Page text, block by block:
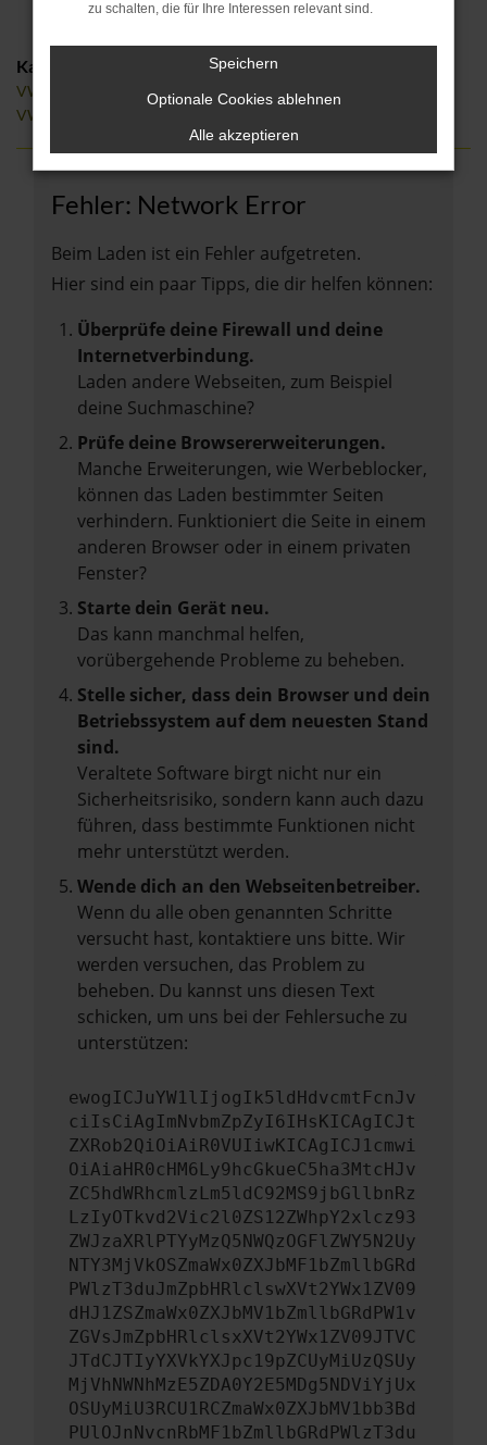
Kategorie
VW Golf Gebrauchtwagen Nürnberg
VW Golf Jahreswagen Nürnberg
Fehler: Network Error
Beim Laden ist ein Fehler aufgetreten.
Hier sind ein paar Tipps, die dir helfen können:
Überprüfe deine Firewall und deine
Internetverbindung.
Laden andere Webseiten, zum Beispiel
deine Suchmaschine?
Prüfe deine Browsererweiterungen.
Manche Erweiterungen, wie Werbeblocker,
können das Laden bestimmter Seiten
verhindern. Funktioniert die Seite in einem
anderen Browser oder in einem privaten
Fenster?
Starte dein Gerät neu.
Das kann manchmal helfen,
vorübergehende Probleme zu beheben.
Stelle sicher, dass dein Browser und dein
Betriebssystem auf dem neuesten Stand
sind.
Veraltete Software birgt nicht nur ein
Sicherheitsrisiko, sondern kann auch dazu
führen, dass bestimmte Funktionen nicht
mehr unterstützt werden.
Wende dich an den Webseitenbetreiber.
Wenn du alle oben genannten Schritte
versucht hast, kontaktiere uns bitte. Wir
werden versuchen, das Problem zu
beheben. Du kannst uns diesen Text
schicken, um uns bei der Fehlersuche zu
unterstützen:
ewogICJuYW1lIjogIk5ldHdvcmtFcnJv
ciIsCiAgImNvbmZpZyI6IHsKICAgICJt
ZXRob2QiOiAiR0VUIiwKICAgICJ1cmwi
OiAiaHR0cHM6Ly9hcGkueC5ha3MtcHJv
ZC5hdWRhcmlzLm5ldC92MS9jbGllbnRz
LzIyOTkvd2Vic2l0ZS12ZWhpY2xlcz93
ZWJzaXRlPTYyMzQ5NWQzOGFlZWY5N2Uy
NTY3MjVkOSZmaWx0ZXJbMF1bZmllbGRd
PWlzT3duJmZpbHRlclswXVt2YWx1ZV09
dHJ1ZSZmaWx0ZXJbMV1bZmllbGRdPW1v
ZGVsJmZpbHRlclsxXVt2YWx1ZV09JTVC
JTdCJTIyYXVkYXJpc19pZCUyMiUzQSUy
MjVhNWNhMzE5ZDA0Y2E5MDg5NDViYjUx
OSUyMiU3RCU1RCZmaWx0ZXJbMV1bb3Bd
PUlOJnNvcnRbMF1bZmllbGRdPWlzT3du
zu schalten, die für Ihre Interessen relevant sind.
Speichern
Optionale Cookies ablehnen
Alle akzeptieren